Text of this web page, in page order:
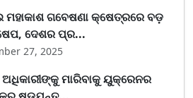
ମହାକାଶ ଗବେଷଣା କ୍ଷେତ୍ରରେ ବଡ଼
ଦେଶର ପ୍ର...
27, 2025
ମାରିବାକୁ ୟୁକ୍ରେନର